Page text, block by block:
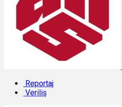
Reportaj
Veriliş